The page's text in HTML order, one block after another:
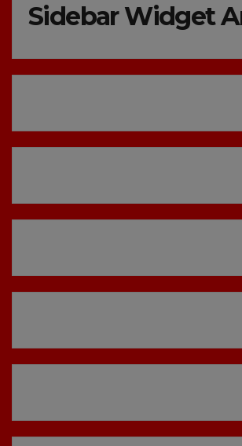
Sidebar Widget